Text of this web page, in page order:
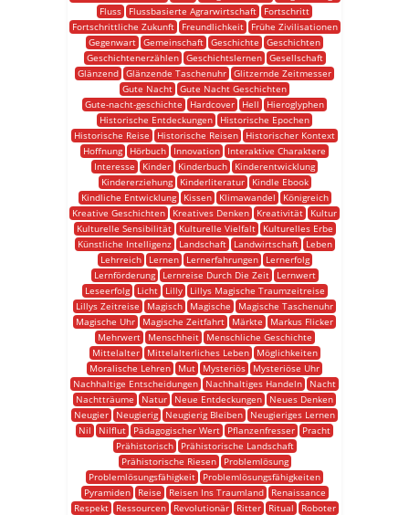
Fluss
Flussbasierte Agrarwirtschaft
Fortschritt
Fortschrittliche Zukunft
Freundlichkeit
Frühe Zivilisationen
Gegenwart Gemeinschaft Geschichte
Geschichten
Geschichtenerzählen
Geschichtslernen
Gesellschaft
Glänzend Glänzende Taschenuhr Glitzernde Zeitmesser
Gute Nacht Gute Nacht Geschichten
Gute-nacht-geschichte
Hardcover Hell
Hieroglyphen
Historische Entdeckungen
Historische Epochen
Historische Reise
Historische Reisen
Historischer Kontext
Hoffnung
Hörbuch Innovation
Interaktive Charaktere
Interesse
Kinder Kinderbuch
Kinderentwicklung
Kindererziehung
Kinderliteratur
Kindle Ebook
Kindliche Entwicklung
Kissen Klimawandel
Königreich
Kreative Geschichten
Kreatives Denken Kreativität
Kultur
Kulturelle Sensibilität
Kulturelle Vielfalt
Kulturelles Erbe
Künstliche Intelligenz
Landschaft Landwirtschaft
Leben
Lehrreich
Lernen Lernerfahrungen
Lernerfolg
Lernförderung
Lernreise Durch Die Zeit
Lernwert
Leseerfolg
Licht Lilly
Lillys Magische Traumzeitreise
Lillys Zeitreise
Magisch Magische
Magische Taschenuhr
Magische Uhr
Magische Zeitfahrt Märkte
Markus Flicker
Mehrwert
Menschheit
Menschliche Geschichte
Mittelalter
Mittelalterliches Leben
Möglichkeiten
Moralische Lehren
Mut Mysteriös
Mysteriöse Uhr
Nachhaltige Entscheidungen
Nachhaltiges Handeln
Nacht
Nachtträume
Natur Neue Entdeckungen
Neues Denken
Neugier
Neugierig Neugierig Bleiben
Neugieriges Lernen
Nil
Nilflut Pädagogischer Wert Pflanzenfresser
Pracht
Prähistorisch
Prähistorische Landschaft
Prähistorische Riesen
Problemlösung
Problemlösungsfähigkeit
Problemlösungsfähigkeiten
Pyramiden
Reise Reisen Ins Traumland
Renaissance
Respekt
Ressourcen Revolutionär Ritter Ritual
Roboter